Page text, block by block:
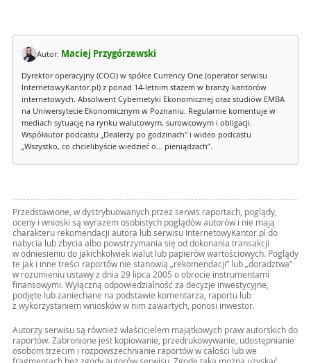
Autor: Maciej Przygórzewski
Dyrektor operacyjny (COO) w spółce Currency One (operator serwisu
InternetowyKantor.pl) z ponad 14-letnim stażem w branży kantorów
internetowych. Absolwent Cybernetyki Ekonomicznej oraz studiów EMBA
na Uniwersytecie Ekonomicznym w Poznaniu. Regularnie komentuje w
mediach sytuację na rynku walutowym, surowcowym i obligacji.
Współautor podcastu „Dealerzy po godzinach" i wideo podcastu
„Wszystko, co chcielibyście wiedzieć o... pieniądzach”.
Przedstawione, w dystrybuowanych przez serwis raportach, poglądy,
oceny i wnioski są wyrazem osobistych poglądów autorów i nie mają
charakteru rekomendacji autora lub serwisu InternetowyKantor.pl do
nabycia lub zbycia albo powstrzymania się od dokonania transakcji
w odniesieniu do jakichkolwiek walut lub papierów wartościowych. Poglądy
te jak i inne treści raportów nie stanowią „rekomendacji” lub „doradztwa”
w rozumieniu ustawy z dnia 29 lipca 2005 o obrocie instrumentami
finansowymi. Wyłączną odpowiedzialność za decyzje inwestycyjne,
podjęte lub zaniechane na podstawie komentarza, raportu lub
z wykorzystaniem wniosków w nim zawartych, ponosi inwestor.
Autorzy serwisu są również właścicielem majątkowych praw autorskich do
raportów. Zabronione jest kopiowanie, przedrukowywanie, udostępnianie
osobom trzecim i rozpowszechnianie raportów w całości lub we